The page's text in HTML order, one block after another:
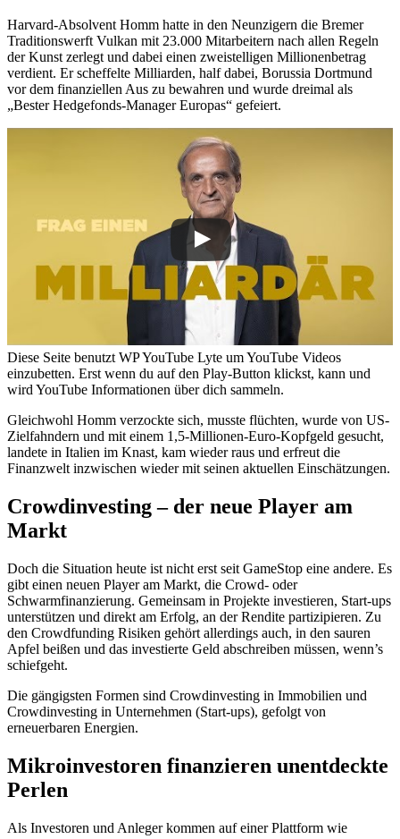
Harvard-Absolvent Homm hatte in den Neunzigern die Bremer
Traditionswerft Vulkan mit 23.000 Mitarbeitern nach allen Regeln
der Kunst zerlegt und dabei einen zweistelligen Millionenbetrag
verdient. Er scheffelte Milliarden, half dabei, Borussia Dortmund
vor dem finanziellen Aus zu bewahren und wurde dreimal als
„Bester Hedgefonds-Manager Europas“ gefeiert.
Diese Seite benutzt WP YouTube Lyte um YouTube Videos
einzubetten. Erst wenn du auf den Play-Button klickst, kann und
wird YouTube Informationen über dich sammeln.
Gleichwohl Homm verzockte sich, musste flüchten, wurde von US-
Zielfahndern und mit einem 1,5-Millionen-Euro-Kopfgeld gesucht,
landete in Italien im Knast, kam wieder raus und erfreut die
Finanzwelt inzwischen wieder mit seinen aktuellen Einschätzungen.
Crowdinvesting – der neue Player am
Markt
Doch die Situation heute ist nicht erst seit GameStop eine andere. Es
gibt einen neuen Player am Markt, die Crowd- oder
Schwarmfinanzierung. Gemeinsam in Projekte investieren, Start-ups
unterstützen und direkt am Erfolg, an der Rendite partizipieren. Zu
den Crowdfunding Risiken gehört allerdings auch, in den sauren
Apfel beißen und das investierte Geld abschreiben müssen, wenn’s
schiefgeht.
Die gängigsten Formen sind Crowdinvesting in Immobilien und
Crowdinvesting in Unternehmen (Start-ups), gefolgt von
erneuerbaren Energien.
Mikroinvestoren finanzieren unentdeckte
Perlen
Als Investoren und Anleger kommen auf einer Plattform wie